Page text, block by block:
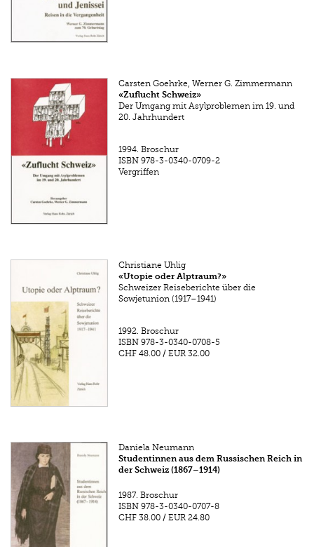
Carsten Goehrke, Werner G. Zimmermann
«Zuflucht Schweiz»
Der Umgang mit Asylproblemen im 19. und
20. Jahrhundert
1994. Broschur
ISBN 978-3-0340-0709-2
Vergriffen
Christiane Uhlig
«Utopie oder Alptraum?»
Schweizer Reiseberichte über die
Sowjetunion (1917–1941)
1992. Broschur
ISBN 978-3-0340-0708-5
CHF 48.00 /EUR 32.00
Daniela Neumann
Studentinnen aus dem Russischen Reich in
der Schweiz (1867–1914)
1987. Broschur
ISBN 978-3-0340-0707-8
CHF 38.00 /EUR 24.80